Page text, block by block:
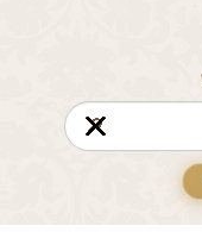
🔎